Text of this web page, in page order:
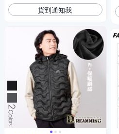
貨到通知我